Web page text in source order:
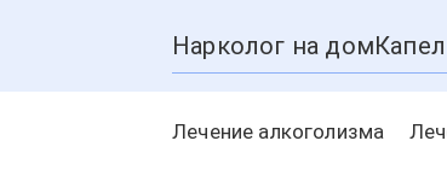
Нарколог на дом
Лечение алкоголизма